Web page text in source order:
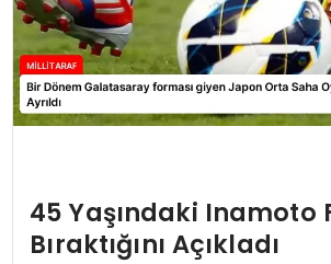
45 Yaşındaki Inamoto
Bıraktığını Açıkladı